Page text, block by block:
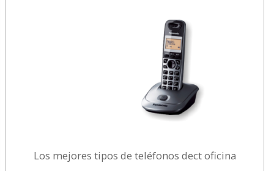
Los mejores tipos de teléfonos dect oficina